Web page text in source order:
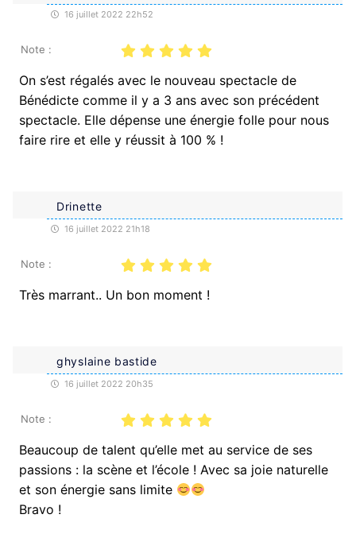
16 juillet 2022 22h52
Note :
On s’est régalés avec le nouveau spectacle de
Bénédicte comme il y a 3 ans avec son précédent
spectacle. Elle dépense une énergie folle pour nous
faire rire et elle y réussit à 100 % !
Drinette
16 juillet 2022 21h18
Note :
Très marrant.. Un bon moment !
ghyslaine bastide
16 juillet 2022 20h35
Note :
Beaucoup de talent qu’elle met au service de ses
passions : la scène et l’école ! Avec sa joie naturelle
et son énergie sans limite
Bravo !